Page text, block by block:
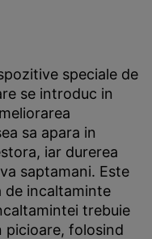
speciale de
se introduc in
sa apara in
iar durerea
saptamani. Este
incaltaminte
trebuie
picioare, folosind